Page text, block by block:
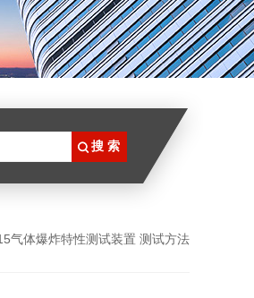
气体爆炸特性测试装置 测试方法